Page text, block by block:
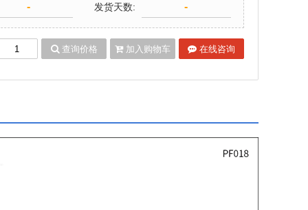
- 发货天数: -
查询价格 加入购物车 在线咨询